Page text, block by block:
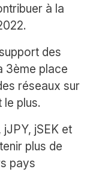
à la
des
3ème place
réseaux sur
le plus.
jSEK et
plus de
pays